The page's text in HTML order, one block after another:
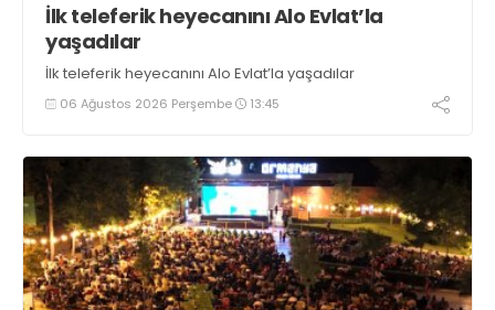
İlk teleferik heyecanını Alo Evlat’la
yaşadılar
İlk teleferik heyecanını Alo Evlat’la yaşadılar
06 Ağustos 2026 Perşembe 13:45